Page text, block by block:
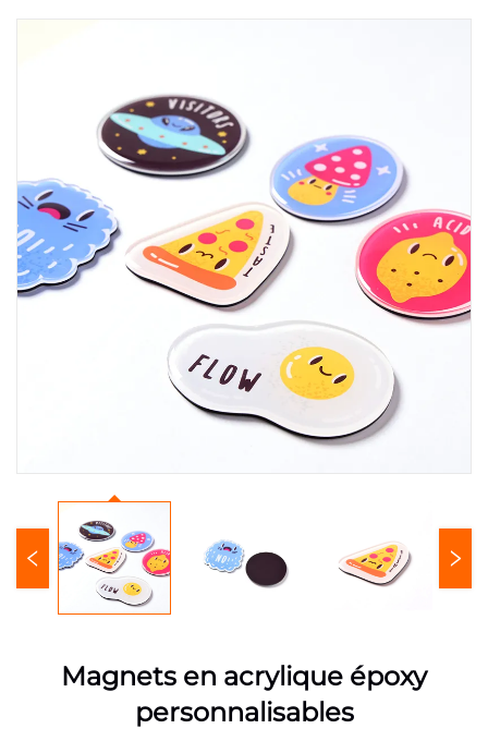
Magnets en acrylique époxy
personnalisables